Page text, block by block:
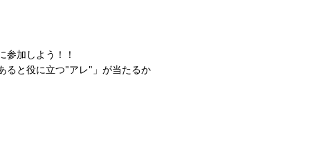
参加しよう！！
ると役に立つ"アレ"」が当たるか